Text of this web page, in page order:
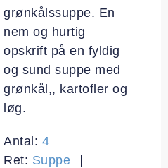
grønkålssuppe. En
nem og hurtig
opskrift på en fyldig
og sund suppe med
grønkål,, kartofler og
løg.
Antal: 4
Ret: Suppe